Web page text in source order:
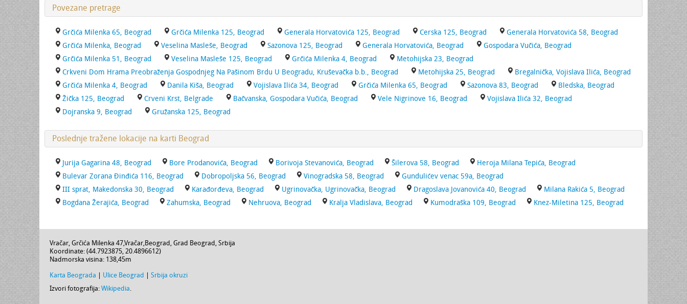
Povezane pretrage
Grčića Milenka 65, Beograd Grčića Milenka 125, Beograd Generala Horvatovića 125, Beograd Cerska 125, Beograd
Generala Horvatovića 58, Beograd
Grčića Milenka, Beograd
Veselina Masleše, Beograd Sazonova 125, Beograd Generala Horvatovića, Beograd
Gospodara Vučića, Beograd
Grčića Milenka 51, Beograd
Veselina Masleše 125, Beograd Grčića Milenka 4, Beograd
Metohijska 23, Beograd
Crkveni Dom Hrama Preobraženja Gospodnjeg Na Pašinom Brdu U Beogradu, Kruševačka b.b., Beograd
Metohijska 25, Beograd
Bregalnička, Vojislava Ilića, Beograd
Grčića Milenka 4, Beograd
Danila Kiša, Beograd Vojislava Ilića 34, Beograd Grčića Milenka 65, Beograd Sazonova 83, Beograd
Bledska, Beograd
Žička 125, Beograd
Crveni Krst, Belgrade Bačvanska, Gospodara Vučića, Beograd Vele Nigrinove 16, Beograd
Vojislava Ilića 32, Beograd
Dojranska 9, Beograd
Gružanska 125, Beograd
Poslednje tražene lokacije na karti Beograd
Jurija Gagarina 48, Beograd Bore Prodanovića, Beograd Borivoja Stevanovića, Beograd Šilerova 58, Beograd
Heroja Milana Tepića, Beograd
Bulevar Zorana Đinđića 116, Beograd
Dobropoljska 56, Beograd Vinogradska 58, Beograd
Gundulićev venac 59a, Beograd
III sprat, Makedonska 30, Beograd
Karađorđeva, Beograd Ugrinovačka, Ugrinovačka, Beograd Dragoslava Jovanovića 40, Beograd
Milana Rakića 5, Beograd
Bogdana Žerajića, Beograd
Zahumska, Beograd Nehruova, Beograd Kralja Vladislava, Beograd Kumodraška 109, Beograd Knez-Miletina 125, Beograd
Vračar, Grčića Milenka 47,Vračar,Beograd, Grad Beograd, Srbija
Koordinate: (44.7923875, 20.4896612)
Nadmorska visina: 138,45m
Karta Beograda Ulice Beograd
Srbija okruzi
Izvori fotografija: Wikipedia.